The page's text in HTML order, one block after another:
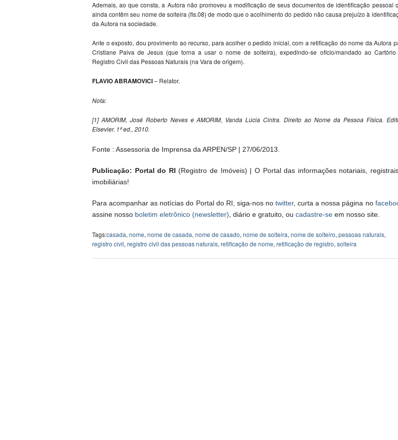
Ademais, ao que consta, a Autora não promoveu a modificação de seus documentos de identificação pessoal
ainda contêm seu nome de solteira (fls.08) de modo que o acolhimento do pedido não causa prejuízo à
da Autora na sociedade.
Ante o exposto, dou provimento ao recurso, para acolher o pedido inicial, com a retificação do nome da Autora
Cristiane Paiva de Jesus (que torna a usar o nome de solteira), expedindo-se ofício/mandado ao Cartório
Registro Civil das Pessoas Naturais (na Vara de origem).
FLAVIO ABRAMOVICI– Relator.
Nota:
[1] AMORIM, José Roberto Neves e AMORIM, Vanda Lúcia Cintra. Direito ao Nome da Pessoa Física.
Elsevier. 1ª ed., 2010.
Fonte : Assessoria de Imprensa da ARPEN/SP | 27/06/2013.
Publicação: Portal do RI (Registro de Imóveis) | O Portal das informações notariais,
imobiliárias!
Para acompanhar as notícias do Portal do RI, siga-nos notwitter, curta a nossa página no
assine nosso boletim eletrônico (newsletter) , diário e gratuito, ou cadastre-se em nosso site.
Tags:casada, nome, nome de casada, nome de casado, nome de solteira, nome de solteiro, pessoas naturais,
registro civil, registro civil das pessoas naturais, retificação de nome, retificação de registro, solteira